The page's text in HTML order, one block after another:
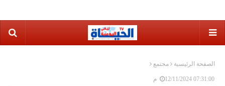
الصفحة الرئيسية مجتمع
12/11/2024 07:31:00 م